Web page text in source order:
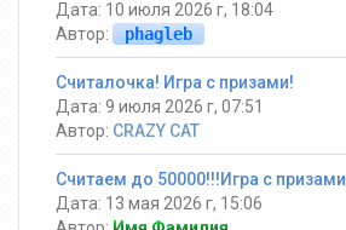
Дата: 10 июля 2026 г, 18:04
Автор:
phagleb
Считалочка! Игра с призами!
Дата: 9 июля 2026 г, 07:51
Автор: CRAZY CAT
Считаем до 50000!!!Игра с призами
Дата: 13 мая 2026 г, 15:06